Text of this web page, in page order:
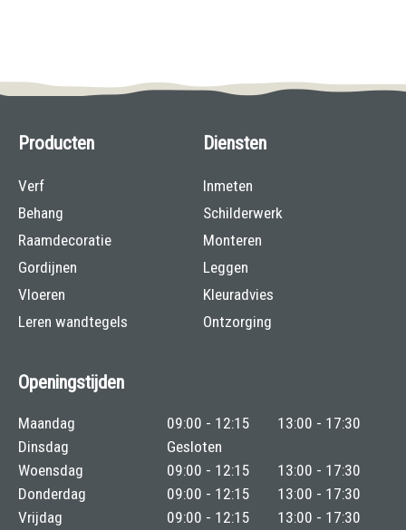
Producten
Verf
Behang
Raamdecoratie
Gordijnen
Vloeren
Leren wandtegels
Diensten
Inmeten
Schilderwerk
Monteren
Leggen
Kleuradvies
Ontzorging
Openingstijden
Maandag 09:00 - 12:15
13:00 - 17:30
Dinsdag
Gesloten
Woensdag
09:00 - 12:15
13:00 - 17:30
Donderdag
09:00 - 12:15
13:00 - 17:30
Vrijdag
09:00 - 12:15
13:00 - 17:30